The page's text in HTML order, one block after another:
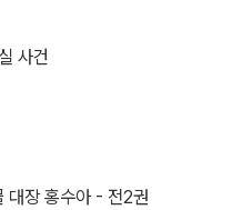
사건
대장 홍수아 - 전2권